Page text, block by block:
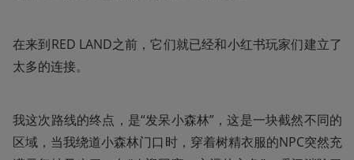
在来到RED LAND之前，它们就已经和小红书玩家们建立了
太多的连接。
我这次路线的终点，是“发呆小森林”，这是一块截然不同的
区域，当我绕道小森林门口时，穿着树精衣服的NPC突然充